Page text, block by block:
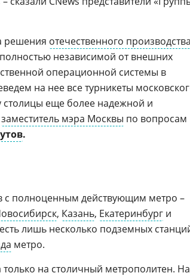
решения отечественного
полностью независимой от внешних
операционной системы в
на нее все турникеты
столицы еще более надежной и
заместитель мэра Москвы по вопросам
.
с полноценным действующим метро –
, Казань, Екатеринбург и
лишь несколько подземных
метро.
только на столичный метрополитен. На